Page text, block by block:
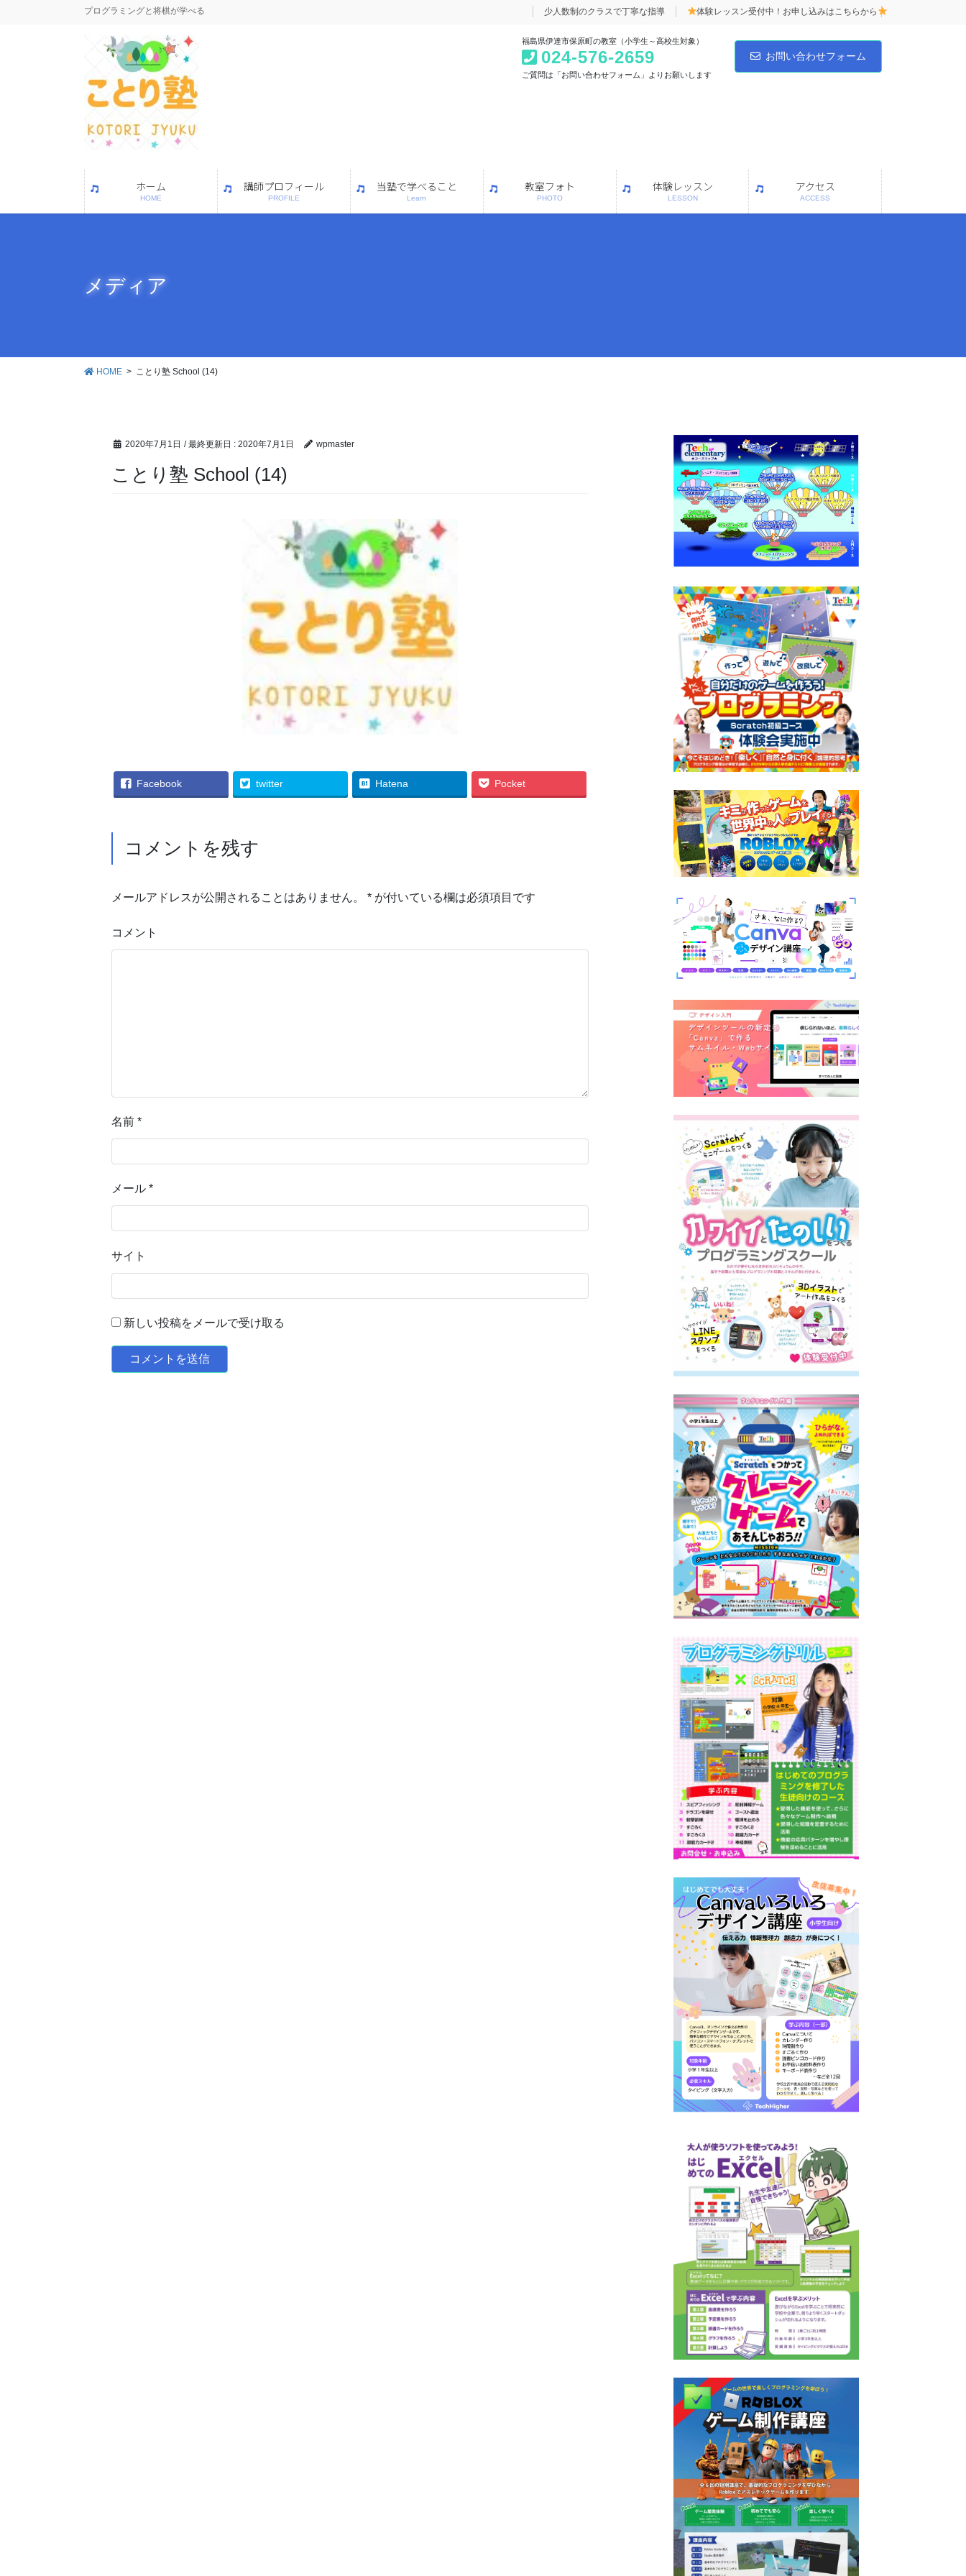
プログラミングと将棋が学べる 少人数制のクラスで丁寧な指導 体験レッスン受付中！お申し込みはこちらから
福島県伊達市保原町の教室（小学生～高校生対象）
024-576-2659
ご質問は「お問い合わせフォーム」よりお願いします
お問い合わせフォーム
ホーム
HOME
講師プロフィール
PROFILE
当塾で学べること
Learn
教室フォト
PHOTO
体験レッスン
LESSON
アクセス
ACCESS
メディア
HOME ことり塾 School (14)
2020年7月1日 / 最終更新日 :2020年7月1日 wpmaster
ことり塾 School (14)
Facebook twitter Hatena Pocket
コメントを残す
メールアドレスが公開されることはありません。 * が付いている欄は必須項目です
コメント
名前*
メール*
サイト
新しい投稿をメールで受け取る